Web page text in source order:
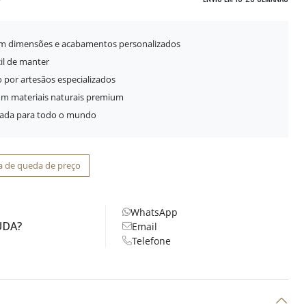
dimensões e acabamentos personalizados
de manter
por artesãos especializados
materiais naturais premium
para todo o mundo
de queda de preço
WhatsApp
Email
Telefone